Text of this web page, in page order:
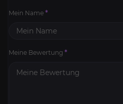
Mein Name *
Meine Bewertung *